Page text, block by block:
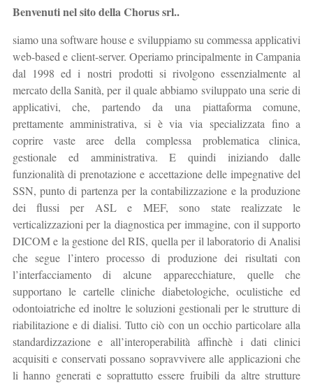
Benvenuti nel sito della Chorus srl..
siamo una software house e sviluppiamo su commessa applicativi
web-based e client-server. Operiamo principalmente in Campania
dal 1998 ed i nostri prodotti si rivolgono essenzialmente al
mercato della Sanità, per il quale abbiamo sviluppato una serie di
applicativi, che, partendo da una piattaforma comune,
prettamente amministrativa, si è via via specializzata fino a
coprire vaste aree della complessa problematica clinica,
gestionale ed amministrativa. E quindi iniziando dalle
funzionalità di prenotazione e accettazione delle impegnative del
SSN, punto di partenza per la contabilizzazione e la produzione
dei flussi per ASL e MEF, sono state realizzate le
verticalizzazioni per la diagnostica per immagine, con il supporto
DICOM e la gestione del RIS, quella per il laboratorio di Analisi
che segue l’intero processo di produzione dei risultati con
l’interfacciamento di alcune apparecchiature, quelle che
supportano le cartelle cliniche diabetologiche, oculistiche ed
odontoiatriche ed inoltre le soluzioni gestionali per le strutture di
riabilitazione e di dialisi. Tutto ciò con un occhio particolare alla
standardizzazione e all’interoperabilità affinchè i dati clinici
acquisiti e conservati possano sopravvivere alle applicazioni che
li hanno generati e soprattutto essere fruibili da altre strutture